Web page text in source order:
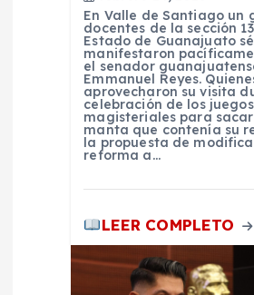
En Valle de Santiago un
docentes de la sección
Estado de Guanajuato sé
manifestaron
el senador
Emmanuel Reyes.
aprovecharon su visita
celebración de los juegos
magisteriales para
manta que contenía su
la propuesta de
reforma a…
LEER COMPLETO